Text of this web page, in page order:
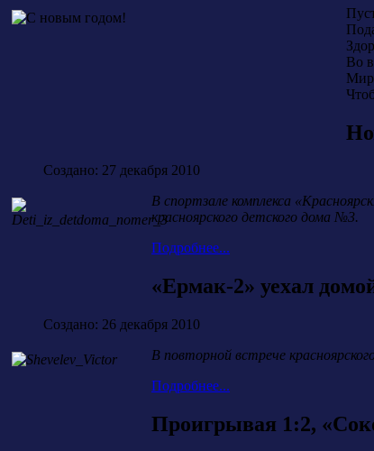
Во
Создано: 27 декабря 2010
В спортзале комплекса
красноярского детского дома №3.
Подробнее...
«Ермак-2» уехал
Создано: 26 декабря 2010
В повторной встрече
Подробнее...
Проигрывая 1:2,